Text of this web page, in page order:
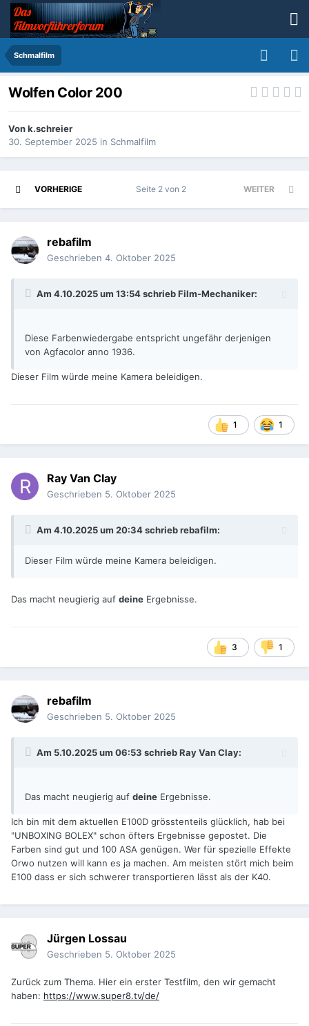
Schmalfilm
Wolfen Color 200
Vonk.schreier
30. September 2025 in Schmalfilm
VORHERIGE WEITER
Seite 2 von 2
rebafilm
Geschrieben 4. Oktober 2025
Am 4.10.2025 um 13:54 schriebFilm-Mechaniker:
Diese Farbenwiedergabe entspricht ungefähr derjenigen
von Agfacolor anno 1936.
Dieser Film würde meine Kamera beleidigen.
1 1
Ray Van Clay
Geschrieben 5. Oktober 2025
Am 4.10.2025 um 20:34 schriebrebafilm:
Dieser Film würde meine Kamera beleidigen.
Das macht neugierig auf deine Ergebnisse.
3 1
rebafilm
Geschrieben 5. Oktober 2025
Am 5.10.2025 um 06:53 schriebRay Van Clay:
Das macht neugierig auf deine Ergebnisse.
Ich bin mit dem aktuellen E100D grösstenteils glücklich, hab bei
"UNBOXING BOLEX" schon öfters Ergebnisse gepostet. Die
Farben sind gut und 100 ASA genügen. Wer für spezielle Effekte
Orwo nutzen will kann es ja machen. Am meisten stört mich beim
E100 dass er sich schwerer transportieren lässt als der K40.
Jürgen Lossau
Geschrieben 5. Oktober 2025
Zurück zum Thema. Hier ein erster Testfilm, den wir gemacht
haben: https://www.super8.tv/de/